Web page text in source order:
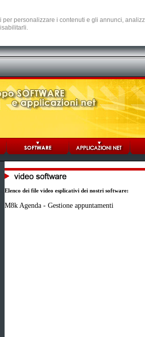
personalizzare i contenuti e gli annunci,
Elenco dei file video esplicativi dei nostri software:
M8k Agenda - Gestione appuntamenti